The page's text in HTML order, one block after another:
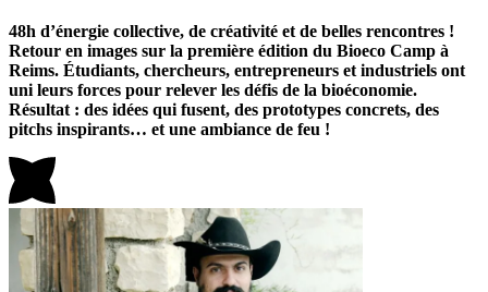
48h d’énergie collective, de créativité et de belles rencontres !
Retour en images sur la première édition du Bioeco Camp à
Reims. Étudiants, chercheurs, entrepreneurs et industriels ont
uni leurs forces pour relever les défis de la bioéconomie.
Résultat : des idées qui fusent, des prototypes concrets, des
pitchs inspirants… et une ambiance de feu !